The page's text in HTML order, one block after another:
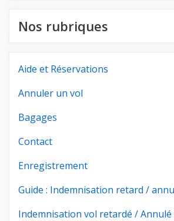
Nos rubriques
Aide et Réservations
Annuler un vol
Bagages
Contact
Enregistrement
Guide : Indemnisation retard /
Indemnisation vol retardé / Annulé